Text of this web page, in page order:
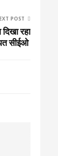
POST
रहा
सीईओ